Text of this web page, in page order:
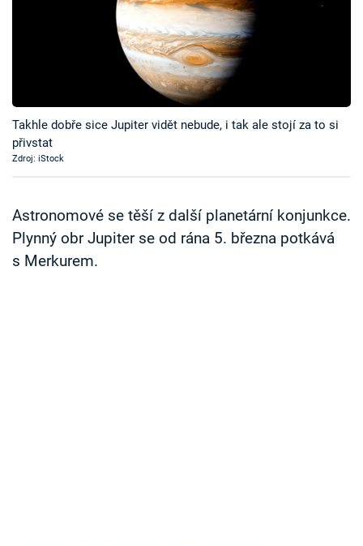
Sledujte prima+
Přihlášení
Sledujte nás
Takhle dobře sice Jupiter vidět nebude, i tak ale stojí za to si
přivstat
Zdroj: iStock
Astronomové se těší z další planetární konjunkce.
Plynný obr Jupiter se od rána 5. března potkává
s Merkurem.